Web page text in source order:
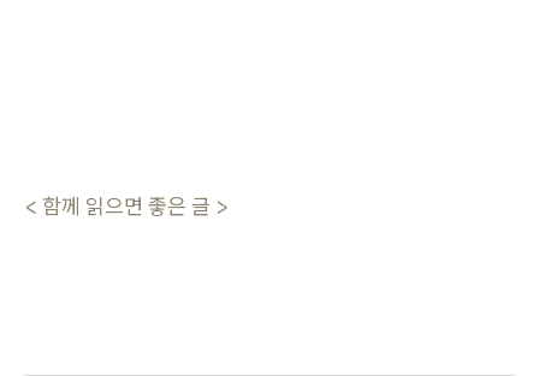
< 함께 읽으면 좋은 글 >